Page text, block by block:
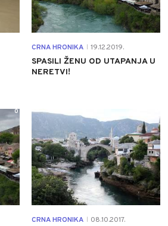
CRNA HRONIKA 19.12.2019.
SPASILI ŽENU OD UTAPANJA U
NERETVI!
0
CRNA HRONIKA 08.10.2017.